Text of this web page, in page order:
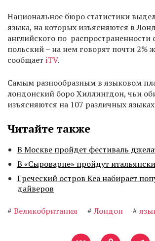
Национальное бюро статистики
языка, на которых изъясняются в
английского по распространенности
польский – на нем говорят почти 2%
сообщает iTV.
Самым разнообразным в языковом
лондонский боро Хиллингдон, чьи
изъясняются на 107 различных
Читайте также
В Москве пройдет фестиваль
В «Сыроварне» пройдут
Греческий остров Кеа набирает
дайверов
# Великобритания # Лондон #